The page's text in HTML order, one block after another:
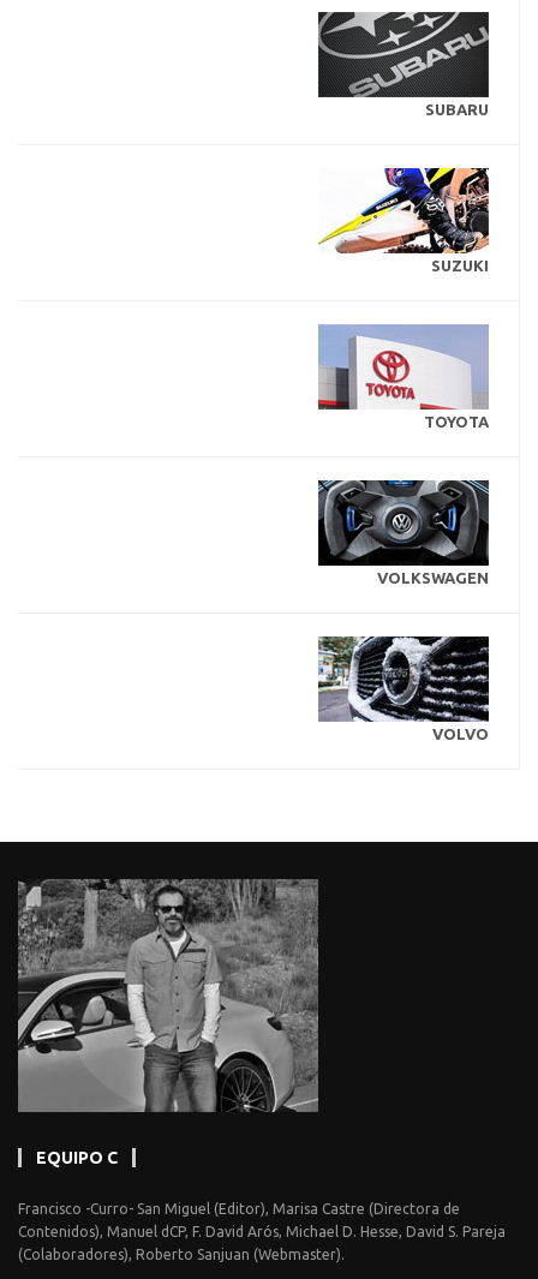
SUBARU
SUZUKI
TOYOTA
VOLKSWAGEN
VOLVO
EQUIPO C
Francisco -Curro- San Miguel (Editor), Marisa Castre (Directora de
Contenidos), Manuel dCP, F. David Arós, Michael D. Hesse, David S. Pareja
(Colaboradores), Roberto Sanjuan (Webmaster).